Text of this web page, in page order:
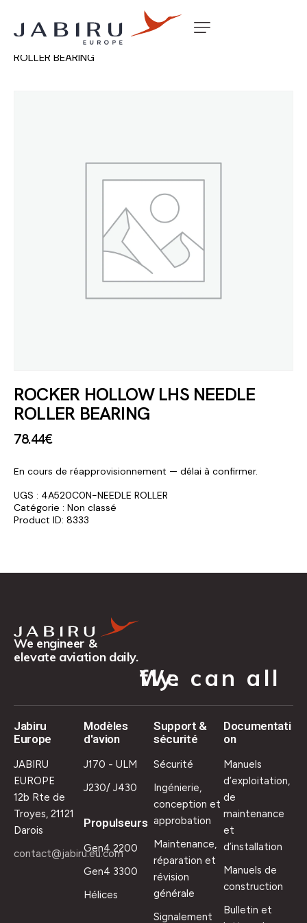
Accueil Non classé
ROLLER BEARING
ROCKER HOLLOW LHS NEEDLE
ROLLER BEARING
78.44€
En cours de réapprovisionnement — délai à confirmer.
UGS : 4A520C0N-NEEDLE ROLLER
Catégorie : Non classé
Product ID: 8333
We engineer &
elevate aviation daily.
We can all fly.
Jabiru
Europe
JABIRU
EUROPE
12b Rte de
Troyes, 21121
Darois
contact@jabiru.eu.com
Modèles
d'avion
J170 - ULM
J230/ J430
Propulseurs
Gen4 2200
Gen4 3300
Hélices
Support &
sécurité
Sécurité
Ingénierie,
conception et
approbation
Maintenance,
réparation et
révision
générale
Signalement
Documentati
on
Manuels
d’exploitation,
de
maintenance
et
d’installation
Manuels de
construction
Bulletin et